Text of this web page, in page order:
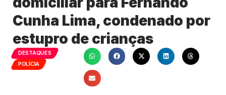
Cunha Lima, condenado por
estupro de crianças
DESTAQUES
POLÍCIA